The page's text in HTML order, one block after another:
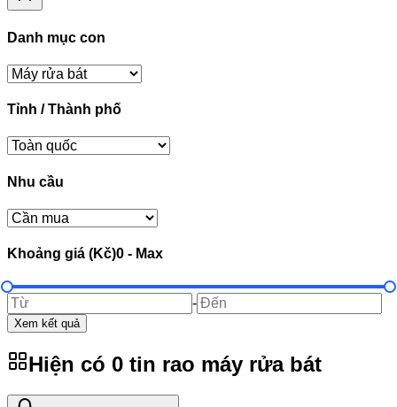
Danh mục con
Tỉnh / Thành phố
Nhu cầu
Khoảng giá (Kč)0 - Max
-
Xem kết quả
Hiện có 0 tin rao máy rửa bát